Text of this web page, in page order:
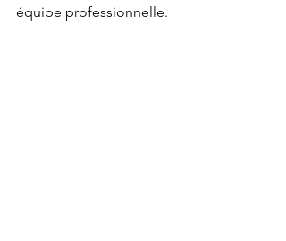
équipe professionnelle.